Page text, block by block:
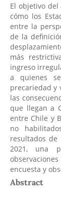
El objetivo
cómo los
entre la
de la
más
ingreso
a quienes
precariedad y
las
que llegan a
entre Chile y
no
resultados de
2021, una
encuesta y
Abstract